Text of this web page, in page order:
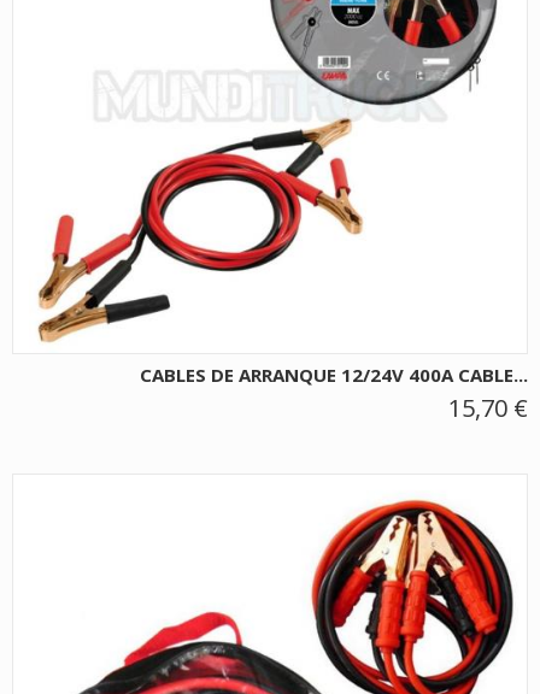
CABLES DE ARRANQUE 12/24V 400A CABLE...
15,70 €